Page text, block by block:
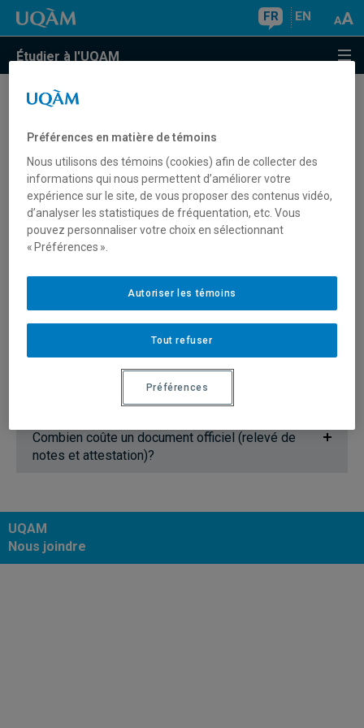
FR EN
Étudier à l'UQAM
officiel (relevé ou attestation)?
Que faire si le trimestre souhaité n'est pas
disponible lors de la commande de documents
officiels?
régime d'études. Que faire?
avec plusieurs trimestres. Est-ce possible?
Comment transmettre un relevé de notes ou une
attestation à une autre université?
Combien coûte un document officiel (relevé de
notes et attestation)?
UQAM
Nous joindre
Préférences en matière de témoins
Nous utilisons des témoins (cookies) afin de collecter des
informations qui nous permettent d’améliorer votre
expérience sur le site, de vous proposer des contenus vidéo,
d’analyser les statistiques de fréquentation, etc. Vous
pouvez personnaliser votre choix en sélectionnant
« Préférences ».
Tout refuser
Autoriser les témoins
Préférences